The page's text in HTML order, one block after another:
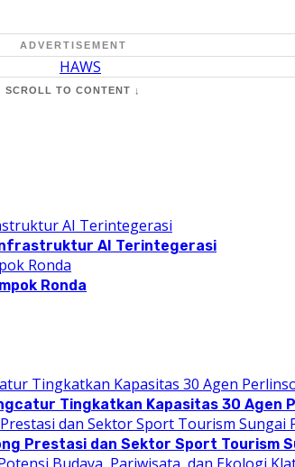
ADVERTISEMENT
SCROLL TO CONTENT ↓
AI Terintegerasi
Ronda
Tingkatkan Kapasitas 30 Agen
Prestasi dan Sektor Sport Tourism